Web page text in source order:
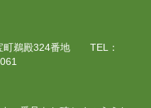
町鵜殿324番地 TEL：